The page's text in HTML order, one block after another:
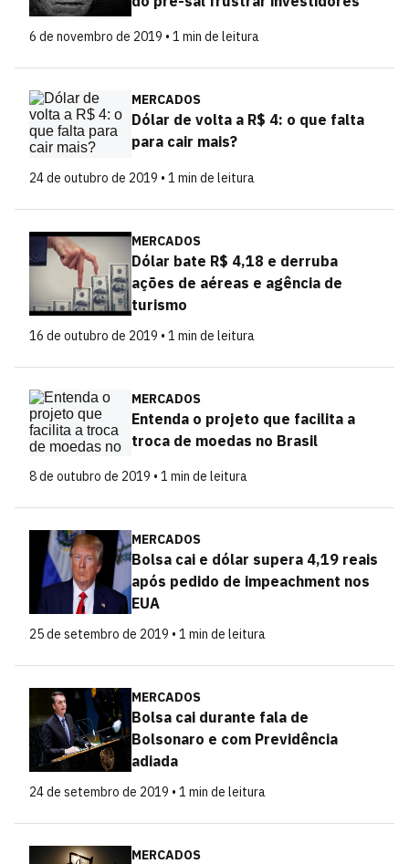
6 de novembro de 2019 • 1 min de leitura
MERCADOS
Dólar de volta a R$ 4: o que falta
para cair mais?
24 de outubro de 2019 • 1 min de leitura
MERCADOS
Dólar bate R$ 4,18 e derruba
ações de aéreas e agência de
turismo
16 de outubro de 2019 • 1 min de leitura
MERCADOS
Entenda o projeto que facilita a
troca de moedas no Brasil
8 de outubro de 2019 • 1 min de leitura
MERCADOS
Bolsa cai e dólar supera 4,19 reais
após pedido de impeachment nos
EUA
25 de setembro de 2019 • 1 min de leitura
MERCADOS
Bolsa cai durante fala de
Bolsonaro e com Previdência
adiada
24 de setembro de 2019 • 1 min de leitura
MERCADOS